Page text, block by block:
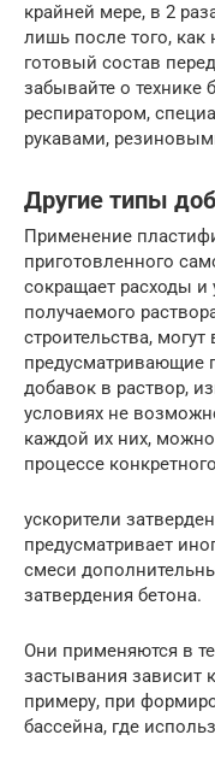
крайней мере, в 2
лишь после того, как
готовый состав
забывайте о технике
респиратором,
рукавами,
Другие типы
Применение
приготовленного
сокращает расходы и
получаемого
строительства, могут
предусматривающие
добавок в раствор,
условиях не
каждой их них,
процессе
ускорители
предусматривает
смеси
затвердения бетона.
Они применяются в
застывания зависит
примеру, при
бассейна, где